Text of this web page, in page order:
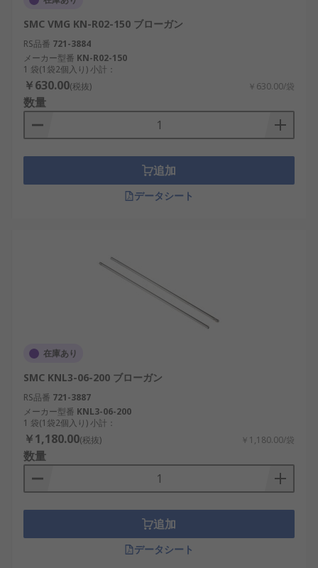
SMC VMG KN-R02-150 ブローガン
RS品番 721-3884
メーカー型番 KN-R02-150
1 袋(1袋2個入り) 小計：
￥630.00(税抜) ￥630.00/袋
数量
追加
データシート
在庫あり
SMC KNL3-06-200 ブローガン
RS品番 721-3887
メーカー型番 KNL3-06-200
1 袋(1袋2個入り) 小計：
￥1,180.00(税抜) ￥1,180.00/袋
数量
追加
データシート